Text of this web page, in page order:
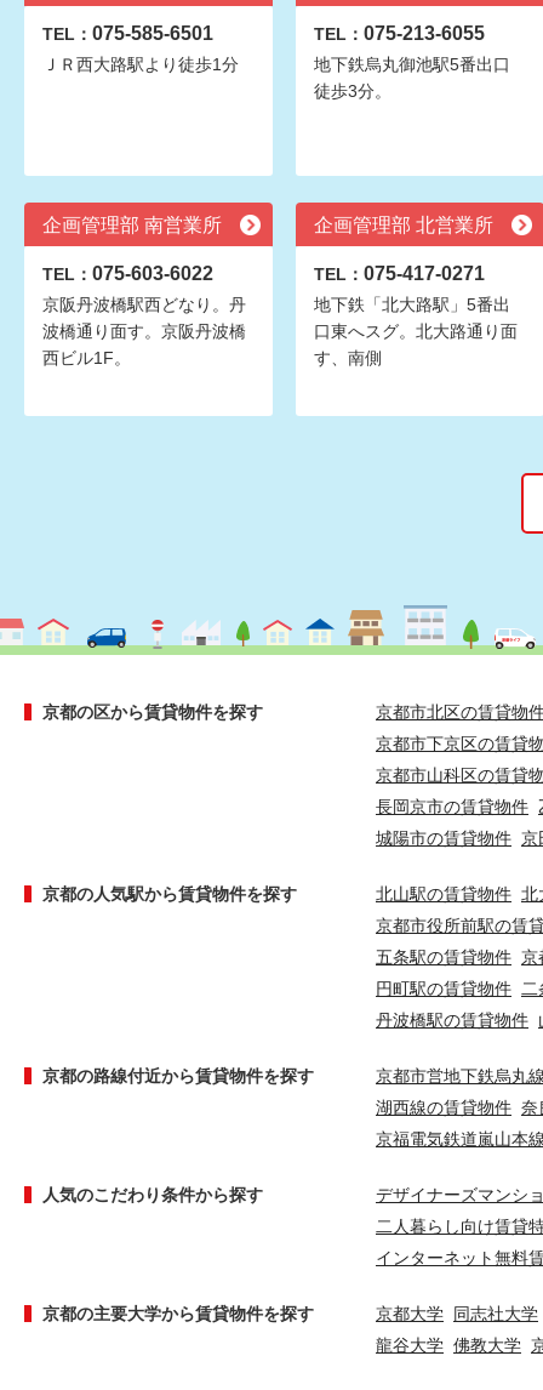
TEL： 075-585-6501
ＪＲ西大路駅より徒歩1分
TEL： 075-213-6055
地下鉄烏丸御池駅5番出口
徒歩3分。
企画管理部 南営業所
TEL： 075-603-6022
京阪丹波橋駅西どなり。丹
波橋通り面す。京阪丹波橋
西ビル1F。
企画管理部 北営業所
TEL： 075-417-0271
地下鉄「北大路駅」5番出
口東へスグ。北大路通り面
す、南側
京都の区から賃貸物件を探す
京都市北区の賃貸物
京都市下京区の賃貸
京都市山科区の賃貸
長岡京市の賃貸物件
城陽市の賃貸物件 京
京都の人気駅から賃貸物件を探す 北山駅の賃貸物件 北
京都市役所前駅の賃
五条駅の賃貸物件 京
円町駅の賃貸物件
丹波橋駅の賃貸物件
京都の路線付近から賃貸物件を探す
京都市営地下鉄烏丸
湖西線の賃貸物件 奈
京福電気鉄道嵐山本
人気のこだわり条件から探す
デザイナーズマンシ
二人暮らし向け賃貸
インターネット無料
京都の主要大学から賃貸物件を探す 京都大学 同志社大学
龍谷大学 佛教大学